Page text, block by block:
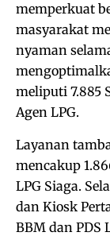
memperkuat
masyarakat
nyaman
meliputi 7.885
Agen LPG.
Layanan
mencakup
LPG Siaga.
dan Kiosk
BBM dan PDS